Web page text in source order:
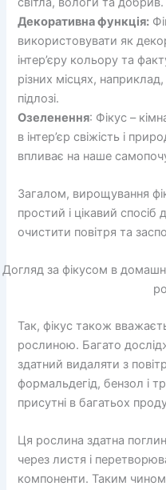
Декоративна функція:
використовувати як
інтер’єру кольору та
різних місцях, наприклад,
підлозі.
Озеленення: Фікус –
в інтер’єр свіжість і
впливає на наше
Загалом, вирощування
простий і цікавий
очистити повітря та
Догляд за фікусом в
Так, фікус також
рослиною. Багато
здатний видаляти з
формальдегід, бензол і
присутні в багатьох
Ця рослина здатна
через листя і
компоненти. Таким